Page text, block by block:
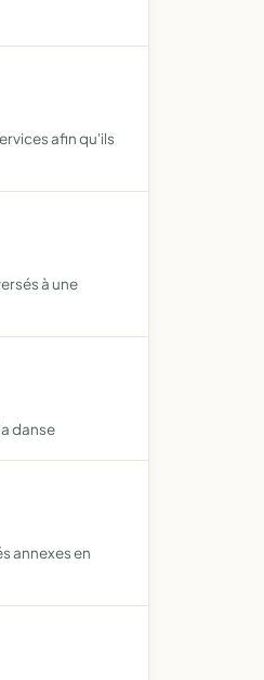
afin qu'ils
à une
danse
annexes en